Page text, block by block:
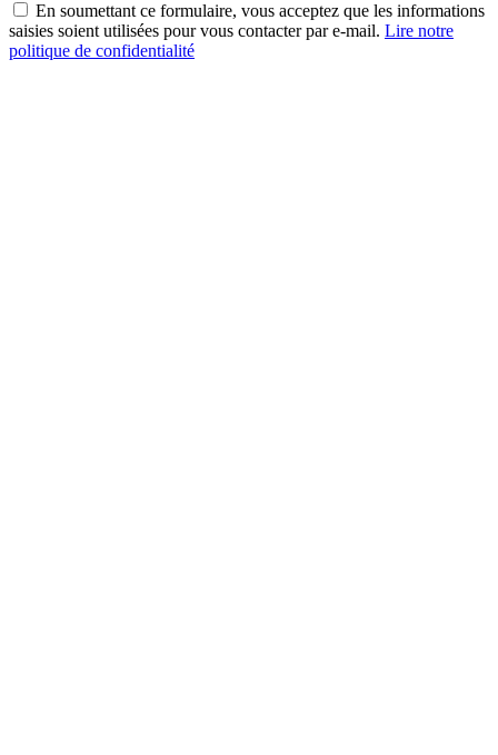
En soumettant ce formulaire, vous acceptez que les informations
saisies soient utilisées pour vous contacter par e-mail. Lire notre
politique de confidentialité